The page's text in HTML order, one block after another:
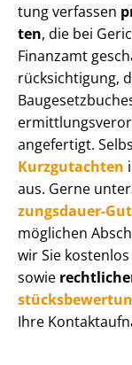
tung verfassen
ten, die bei
Finanzamt
rück­sich­ti­gung,
angefertigt.
Kurzgutachten
aus. Gerne
zungs­dau­er-
möglichen
wir Sie
sowie
Ihre